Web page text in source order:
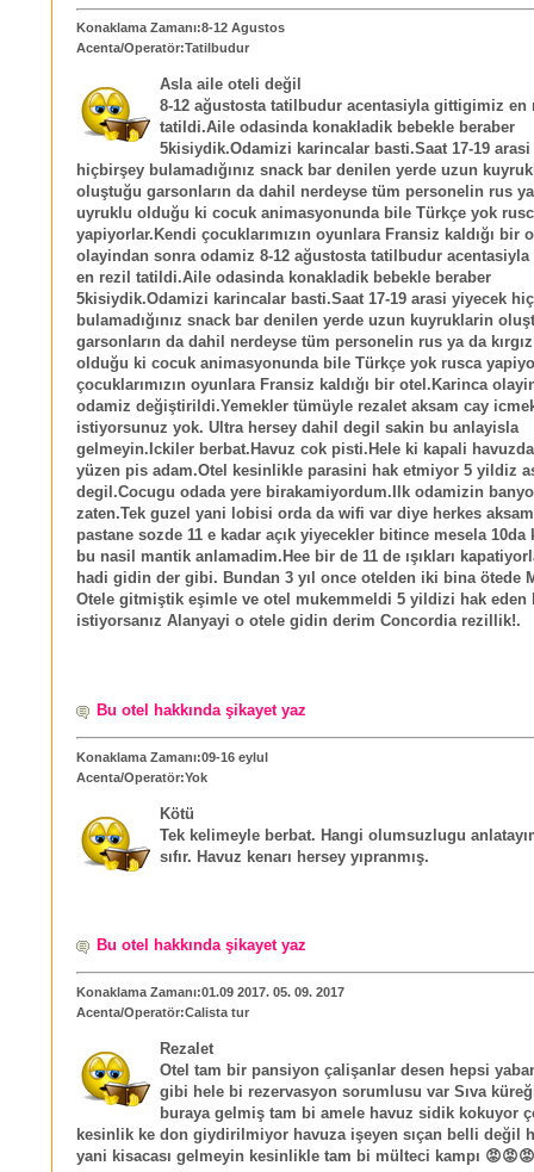
Konaklama Zamanı:8-12 Agustos
Acenta/Operatör:Tatilbudur
Asla aile oteli değil
8-12 ağustosta tatilbudur acentasiyla gittigimiz en
tatildi.Aile odasinda konakladik bebekle beraber
5kisiydik.Odamizi karincalar basti.Saat 17-19 arasi
hiçbirşey bulamadığınız snack bar denilen yerde uzun
oluştuğu garsonların da dahil nerdeyse tüm personelin rus ya
uyruklu olduğu ki cocuk animasyonunda bile Türkçe yok
yapiyorlar.Kendi çocuklarımızın oyunlara Fransiz kaldığı bir
olayindan sonra odamiz 8-12 ağustosta tatilbudur
en rezil tatildi.Aile odasinda konakladik bebekle beraber
5kisiydik.Odamizi karincalar basti.Saat 17-19 arasi yiyecek
bulamadığınız snack bar denilen yerde uzun kuyruklarin
garsonların da dahil nerdeyse tüm personelin rus ya da
olduğu ki cocuk animasyonunda bile Türkçe yok rusca
çocuklarımızın oyunlara Fransiz kaldığı bir otel.Karinca
odamiz değiştirildi.Yemekler tümüyle rezalet aksam cay
istiyorsunuz yok. Ultra hersey dahil degil sakin bu anlayisla
gelmeyin.Ickiler berbat.Havuz cok pisti.Hele ki kapali
yüzen pis adam.Otel kesinlikle parasini hak etmiyor 5 yildiz
degil.Cocugu odada yere birakamiyordum.Ilk odamizin
zaten.Tek guzel yani lobisi orda da wifi var diye herkes
pastane sozde 11 e kadar açık yiyecekler bitince mesela 10da
bu nasil mantik anlamadim.Hee bir de 11 de ışıkları
hadi gidin der gibi. Bundan 3 yıl once otelden iki bina ötede
Otele gitmiştik eşimle ve otel mukemmeldi 5 yildizi hak eden
istiyorsanız Alanyayi o otele gidin derim Concordia rezillik!.
Bu otel hakkında şikayet yaz
Konaklama Zamanı:09-16 eylul
Acenta/Operatör:Yok
Kötü
Tek kelimeyle berbat. Hangi olumsuzlugu
sıfır. Havuz kenarı hersey yıpranmış.
Bu otel hakkında şikayet yaz
Konaklama Zamanı:01.09 2017. 05. 09. 2017
Acenta/Operatör:Calista tur
Rezalet
Otel tam bir pansiyon çalişanlar desen hepsi
gibi hele bi rezervasyon sorumlusu var Sıva
buraya gelmiş tam bi amele havuz sidik kokuyor
kesinlik ke don giydirilmiyor havuza işeyen sıçan belli değil
yani kisacası gelmeyin kesinlikle tam bi mülteci kampı 😡😡😡